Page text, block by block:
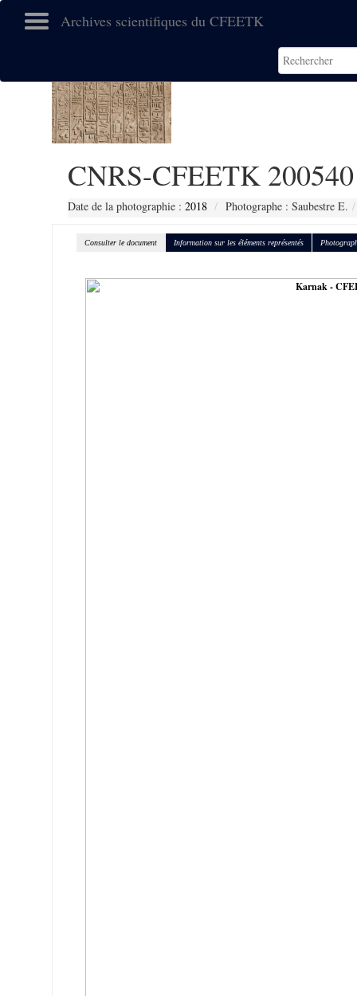
Archives scientifiques du CFEETK
CNRS-CFEETK 200540
Date de la photographie : 2018 Photographe : Saubestre E.
Consulter le document Information sur les éléments représentés